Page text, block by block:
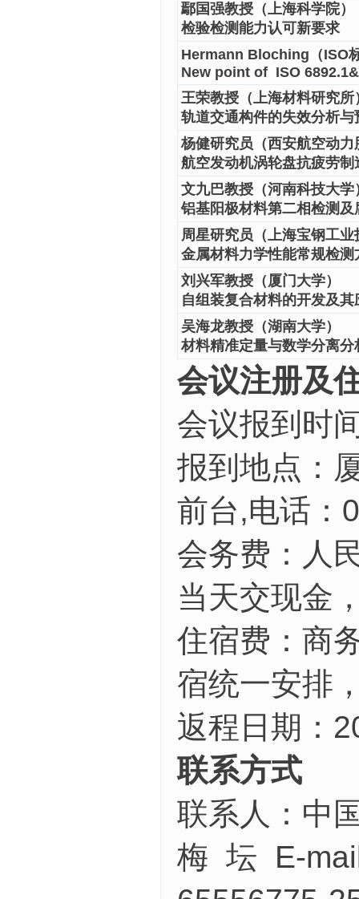
鄢国强教授（上海科学院）
检验检测能力认可新要求
Hermann Bloching（ISO
New point of ISO
王荣教授（上海材料研究所
轨道交通构件的失效分析与
杨健研究员（西安航空动
航空发动机涡轮盘抗疲劳制
文九巴教授（河南科技大学
铝基阳极材料第二相检测及
周星研究员（上海宝钢工
金属材料力学性能常规检
刘兴军教授（厦门大学）
自组装复合材料的开发及其
吴海龙教授（湖南大学）
材料精准定量与数学分离分
会议注册及
会议报到时
报到地点：
前台,电话：
会务费：人
当天交现金
住宿费：商
宿统一安排
返程日期：
联系方式
联系人：中
梅 坛 E-